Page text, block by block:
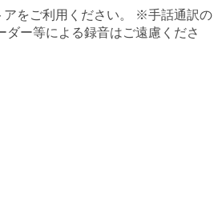
アをご利用ください。 ※手話通訳の
ー等による録音はご遠慮くださ